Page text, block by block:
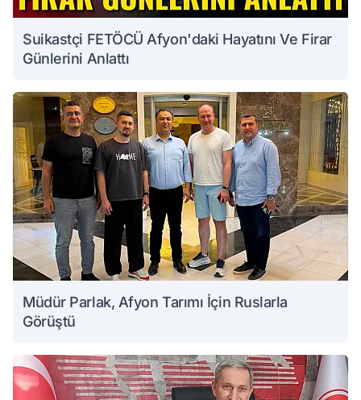
Suikastçi FETÖCÜ Afyon'daki Hayatını Ve Firar
Günlerini Anlattı
Müdür Parlak, Afyon Tarımı İçin Ruslarla
Görüştü